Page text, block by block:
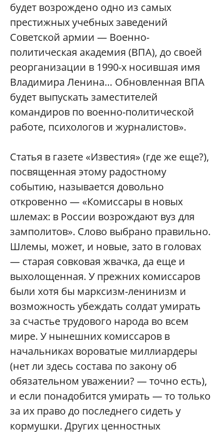
будет возрождено одно из самых
престижных учебных заведений
Советской армии — Военно-
политическая академия (ВПА), до своей
реорганизации в 1990-х носившая имя
Владимира Ленина… Обновленная ВПА
будет выпускать заместителей
командиров по военно-политической
работе, психологов и журналистов».
Статья в газете «Известия» (где же еще?),
посвященная этому радостному
событию, называется довольно
откровенно — «Комиссары в новых
шлемах: в России возрождают вуз для
замполитов». Слово выбрано правильно.
Шлемы, может, и новые, зато в головах
— старая совковая жвачка, да еще и
выхолощенная. У прежних комиссаров
были хотя бы марксизм-ленинизм и
возможность убеждать солдат умирать
за счастье трудового народа во всем
мире. У нынешних комиссаров в
начальниках вороватые миллиардеры
(нет ли здесь состава по закону об
обязательном уважении? — точно есть),
и если понадобится умирать — то только
за их право до последнего сидеть у
кормушки. Других ценностных